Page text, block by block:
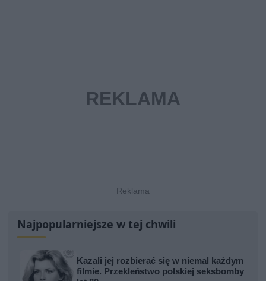
Najpopularniejsze w tej chwili
Kazali jej rozbierać się w niemal każdym
filmie. Przekleństwo polskiej seksbomby